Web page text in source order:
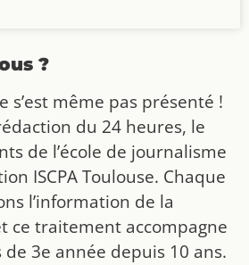
?
s’est même pas présenté !
du 24 heures, le
de l’école de journalisme
ISCPA Toulouse. Chaque
l’information de la
ce traitement accompagne
3e année depuis 10 ans.